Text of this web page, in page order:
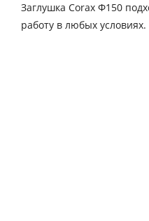
Заглушка Corax Ф150
работу в любых условиях.